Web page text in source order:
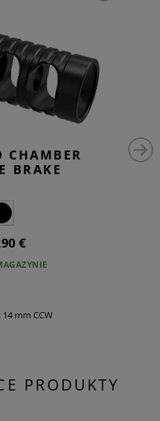
CHAMBER
BRAKE
€
mm CCW
PRODUKTY